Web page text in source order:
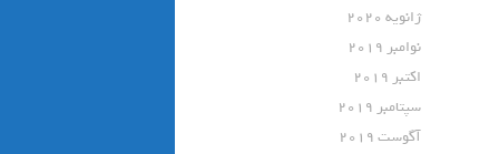
ژانویه 2020
نوامبر 2019
اکتبر 2019
سپتامبر 2019
آگوست 2019